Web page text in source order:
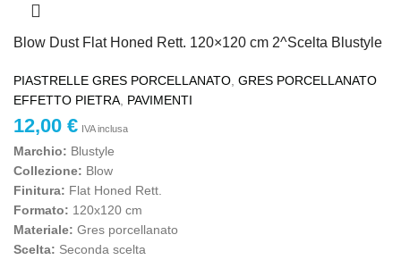
Blow Dust Flat Honed Rett. 120×120 cm 2^Scelta Blustyle
PIASTRELLE GRES PORCELLANATO GRES PORCELLANATO
EFFETTO PIETRA PAVIMENTI
12,00 € IVA inclusa
Marchio: Blustyle
Collezione: Blow
Finitura: Flat Honed Rett.
Formato: 120x120 cm
Materiale: Gres porcellanato
Scelta: Seconda scelta